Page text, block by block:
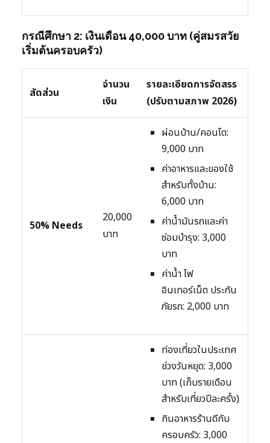
กรณีศึกษา 2: เงินเดือน 40,000 บาท (คู่สมรสวัย
เริ่มต้นครอบครัว)
สัดส่วน
จำนวน
เงิน
รายละเอียดการจัดสรร
(ปรับตามสภาพ 2026)
50% Needs
20,000
บาท
ผ่อนบ้าน/คอนโด:
9,000 บาท
ค่าอาหารและของใช้
สำหรับทั้งบ้าน:
6,000 บาท
ค่าน้ำมันรถและค่า
ซ่อมบำรุง: 3,000
บาท
ค่าน้ำ ไฟ
อินเทอร์เน็ต ประกัน
ภัยรถ: 2,000 บาท
ท่องเที่ยวในประเทศ
ช่วงวันหยุด: 3,000
บาท (เก็บรายเดือน
สำหรับเที่ยวปีละครั้ง)
กินอาหารร้านดีกับ
ครอบครัว: 3,000